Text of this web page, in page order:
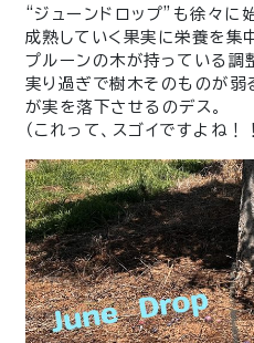
“ジューンドロップ”も徐々に
成熟していく果実に栄養を集
プルーンの木が持っている調
実り過ぎで樹木そのものが弱
が実を落下させるのデス。
（これって、スゴイですよね！